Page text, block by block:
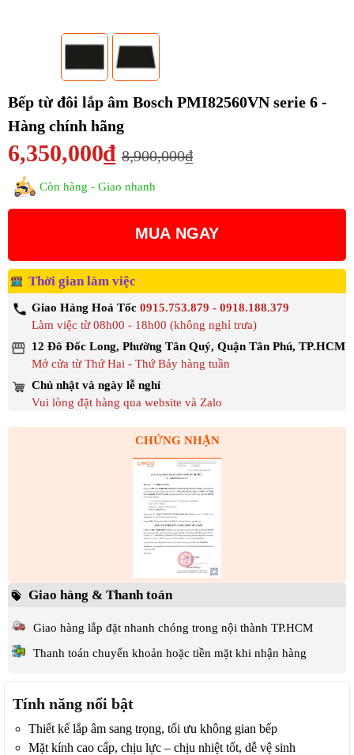
Bếp từ đôi lắp âm Bosch PMI82560VN serie 6 -
Hàng chính hãng
6,350,000₫ 8,900,000₫
Còn hàng - Giao nhanh
MUA NGAY
Thời gian làm việc
Giao Hàng Hoả Tốc 0915.753.879 - 0918.188.379
Làm việc từ 08h00 - 18h00 (không nghỉ trưa)
12 Đô Đốc Long, Phường Tân Quý, Quận Tân Phú, TP.HCM
Mở cửa từ Thứ Hai - Thứ Bảy hàng tuần
Chủ nhật và ngày lễ nghỉ
Vui lòng đặt hàng qua website và Zalo
CHỨNG NHẬN
Giao hàng & Thanh toán
Giao hàng lắp đặt nhanh chóng trong nội thành TP.HCM
Thanh toán chuyển khoản hoặc tiền mặt khi nhận hàng
Tính năng nổi bật
Thiết kế lắp âm sang trọng, tối ưu không gian bếp
Mặt kính cao cấp, chịu lực – chịu nhiệt tốt, dễ vệ sinh